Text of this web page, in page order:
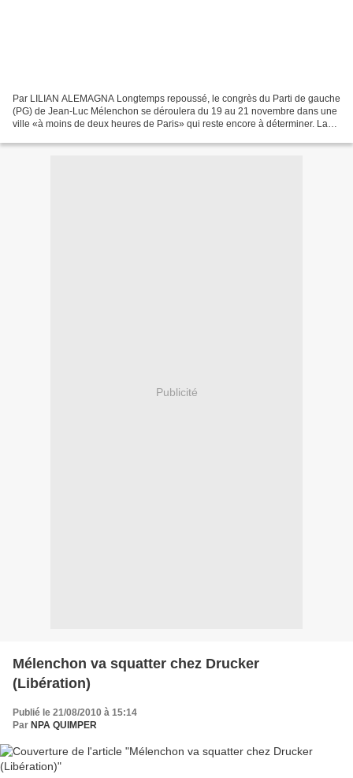
Par LILIAN ALEMAGNA Longtemps repoussé, le congrès du Parti de gauche
(PG) de Jean-Luc Mélenchon se déroulera du 19 au 21 novembre dans une
ville «à moins de deux heures de Paris» qui reste encore à déterminer. La
Publicité
Mélenchon va squatter chez Drucker
(Libération)
Publié le 21/08/2010 à 15:14
Par NPA QUIMPER